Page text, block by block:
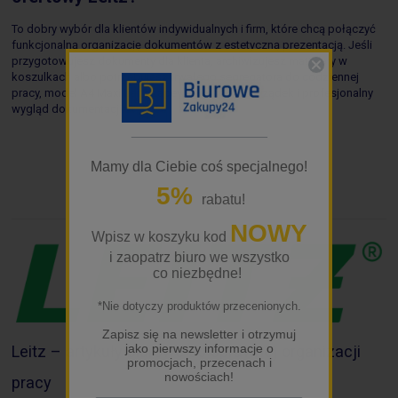
To dobry wybór dla klientów indywidualnych i firm, które chcą połączyć
funkcjonalną organizację dokumentów z estetyczną prezentacją. Jeśli
przygotowujesz dokumenty dla klienta, archiwizujesz materiały w
koszulkach albo potrzebujesz trwałego segregatora do codziennej
pracy, model A4 Maxi Leitz zapewni wygodę, porządek i profesjonalny
wygląd dokumentacji.
Leitz – artykuły biurowe do sprawnej organizacji
pracy
Mamy dla Ciebie coś specjalnego!
5% rabatu!
Wpisz w koszyku kod NOWY
i zaopatrz biuro we wszystko
co niezbędne!
*Nie dotyczy produktów przecenionych.
Zapisz się na newsletter i otrzymuj
jako pierwszy informacje o
promocjach, przecenach i
nowościach!